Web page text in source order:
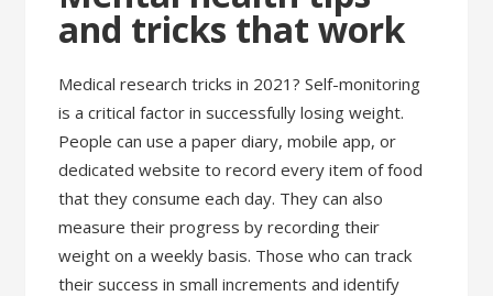
and tricks that work
Medical research tricks in 2021? Self-monitoring
is a critical factor in successfully losing weight.
People can use a paper diary, mobile app, or
dedicated website to record every item of food
that they consume each day. They can also
measure their progress by recording their
weight on a weekly basis. Those who can track
their success in small increments and identify